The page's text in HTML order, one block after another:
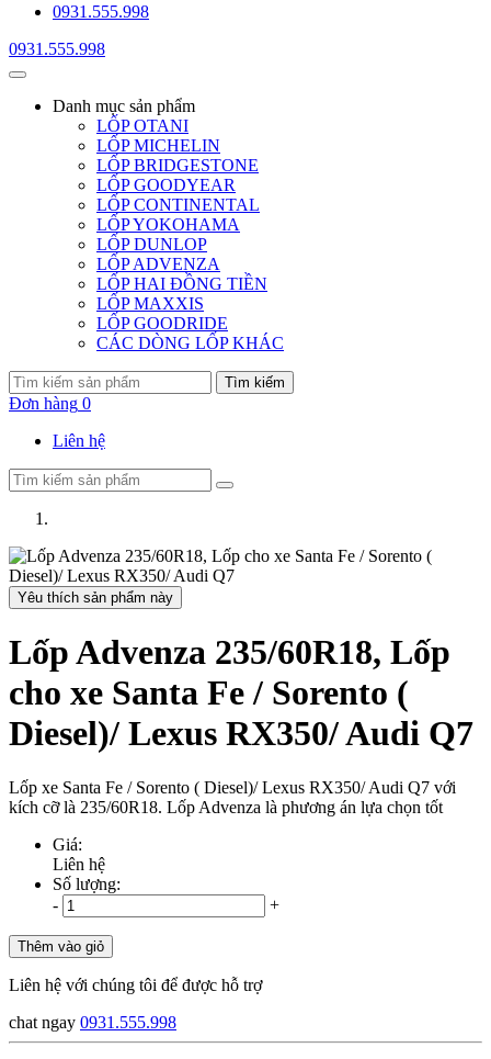
0931.555.998
0931.555.998
Danh mục sản phẩm
LỐP OTANI
LỐP MICHELIN
LỐP BRIDGESTONE
LỐP GOODYEAR
LỐP CONTINENTAL
LỐP YOKOHAMA
LỐP DUNLOP
LỐP ADVENZA
LỐP HAI ĐỒNG TIỀN
LỐP MAXXIS
LỐP GOODRIDE
CÁC DÒNG LỐP KHÁC
Tìm kiếm
Đơn hàng 0
Liên hệ
Yêu thích sản phẩm này
Lốp Advenza 235/60R18, Lốp
cho xe Santa Fe / Sorento (
Diesel)/ Lexus RX350/ Audi Q7
Lốp xe Santa Fe / Sorento ( Diesel)/ Lexus RX350/ Audi Q7 với
kích cỡ là 235/60R18. Lốp Advenza là phương án lựa chọn tốt
Giá:
Liên hệ
Số lượng:
-
+
Thêm vào giỏ
Liên hệ với chúng tôi để được hỗ trợ
chat ngay 0931.555.998